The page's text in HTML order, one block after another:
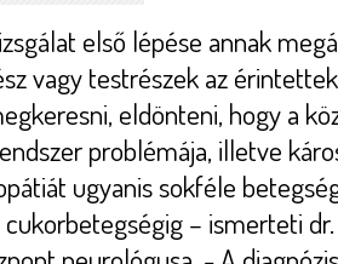
első lépése annak
vagy testrészek az
eldönteni, hogy a
problémája, illetve
ugyanis sokféle
– ismerteti dr.